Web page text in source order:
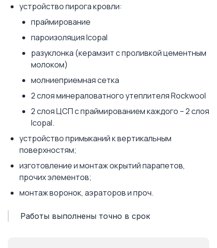
устройство пирога кровли:
праймирование
пароизоляция Icopal
разуклонка (керамзит с проливкой цементным
молоком)
молниеприемная сетка
2 слоя минераловатного утеплителя Rockwool
2 слоя ЦСП с праймированием каждого – 2 слоя
Icopal.
устройство примыканий к вертикальным
поверхностям;
изготовление и монтаж окрытий парапетов,
прочих элементов;
монтаж воронок, аэраторов и проч.
Работы выполнены точно в срок